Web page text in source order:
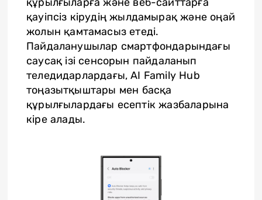
қауіпсіз кірудің жылдамырақ және оңай
жолын қамтамасыз етеді.
Пайдаланушылар смартфондарындағы
саусақ ізі сенсорын пайдаланып
теледидарлардағы, AI Family Hub
тоңазытқыштары мен басқа
құрылғылардағы есептік жазбаларына
кіре алады.